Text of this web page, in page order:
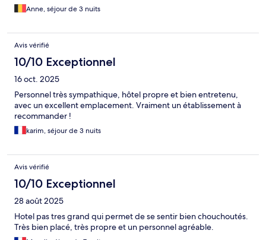
Anne, séjour de 3 nuits
Avis vérifié
10/10 Exceptionnel
16 oct. 2025
Personnel très sympathique, hôtel propre et bien entretenu,
avec un excellent emplacement. Vraiment un établissement à
recommander !
karim, séjour de 3 nuits
Avis vérifié
10/10 Exceptionnel
28 août 2025
Hotel pas tres grand qui permet de se sentir bien chouchoutés.
Très bien placé, très propre et un personnel agréable.